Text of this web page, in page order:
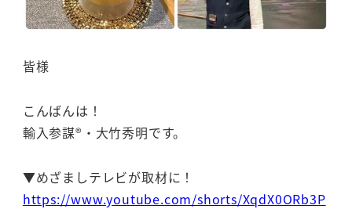
皆様
こんばんは！
輸入参謀®・大竹秀明です。
▼めざましテレビが取材に！
https://www.youtube.com/shorts/XqdX0ORb3P